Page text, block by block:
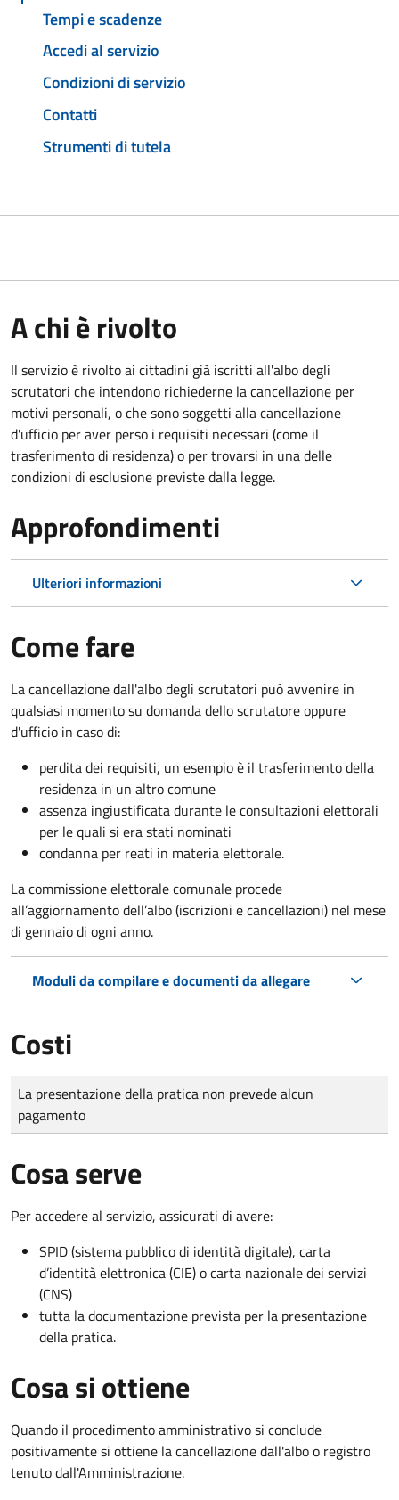
Tempi e scadenze
Accedi al servizio
Condizioni di servizio
Contatti
Strumenti di tutela
A chi è rivolto
Il servizio è rivolto ai cittadini già iscritti all'albo degli
scrutatori che intendono richiederne la cancellazione per
motivi personali, o che sono soggetti alla cancellazione
d'ufficio per aver perso i requisiti necessari (come il
trasferimento di residenza) o per trovarsi in una delle
condizioni di esclusione previste dalla legge.
Approfondimenti
Ulteriori informazioni
Come fare
La cancellazione dall'albo degli scrutatori può avvenire in
qualsiasi momento su domanda dello scrutatore oppure
d'ufficio in caso di:
perdita dei requisiti, un esempio è il trasferimento della
residenza in un altro comune
assenza ingiustificata durante le consultazioni elettorali
per le quali si era stati nominati
condanna per reati in materia elettorale.
La commissione elettorale comunale procede
all’aggiornamento dell’albo (iscrizioni e cancellazioni) nel mese
di gennaio di ogni anno.
Moduli da compilare e documenti da allegare
Costi
Tipo di pagamento
Importo
La presentazione della pratica non prevede alcun
pagamento
Cosa serve
Per accedere al servizio, assicurati di avere:
SPID (sistema pubblico di identità digitale), carta
d’identità elettronica (CIE) o carta nazionale dei servizi
(CNS)
tutta la documentazione prevista per la presentazione
della pratica.
Cosa si ottiene
Quando il procedimento amministrativo si conclude
positivamente si ottiene la cancellazione dall'albo o registro
tenuto dall'Amministrazione.